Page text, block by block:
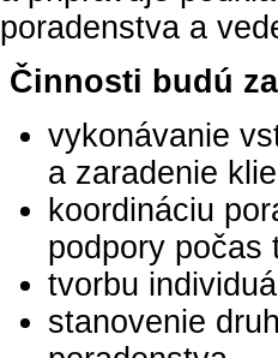
poradenstva a
Činnosti budú
vykonávanie
a zaradenie
koordináciu
podpory počas
tvorbu
stanovenie